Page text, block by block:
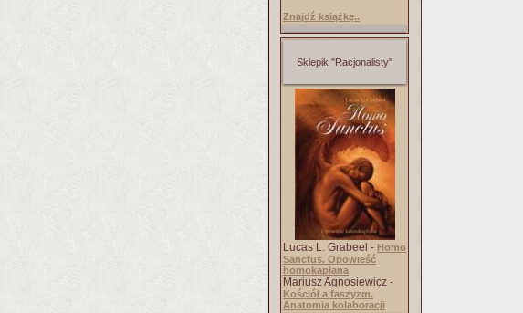
Znajdź książkę..
Sklepik "Racjonalisty"
Lucas L. Grabeel - Homo
Sanctus. Opowieść
homokapłana
Mariusz Agnosiewicz -
Kościół a faszyzm.
Anatomia kolaboracji